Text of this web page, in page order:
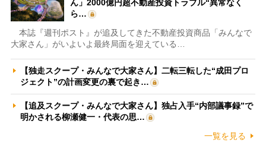
ん」2000億円超不動産投資トラブル“異常なく
ら…
本誌『週刊ポスト』が追及してきた不動産投資商品「みんなで
大家さん」がいよいよ最終局面を迎えている…
【独走スクープ・みんなで大家さん】二転三転した“成田プロ
ジェクト”の計画変更の裏で起き…
【追及スクープ・みんなで大家さん】独占入手“内部議事録”で
明かされる柳瀬健一・代表の思…
一覧を見る